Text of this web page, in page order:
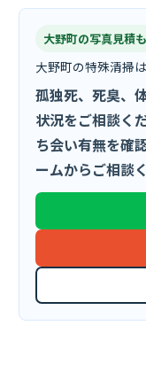
中日新聞
大野町の写真見積
大野町の特殊清掃
孤独死、死臭、
状況をご相談く
ち会い有無を確
ームからご相談